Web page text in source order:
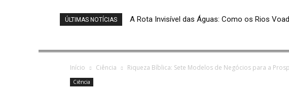
ÚLTIMAS NOTÍCIAS A Rota Invisível das Águas: Como os Rios
Início Ciência Riqueza Bíblica: Sete Modelos de Negócios para a
Ciência